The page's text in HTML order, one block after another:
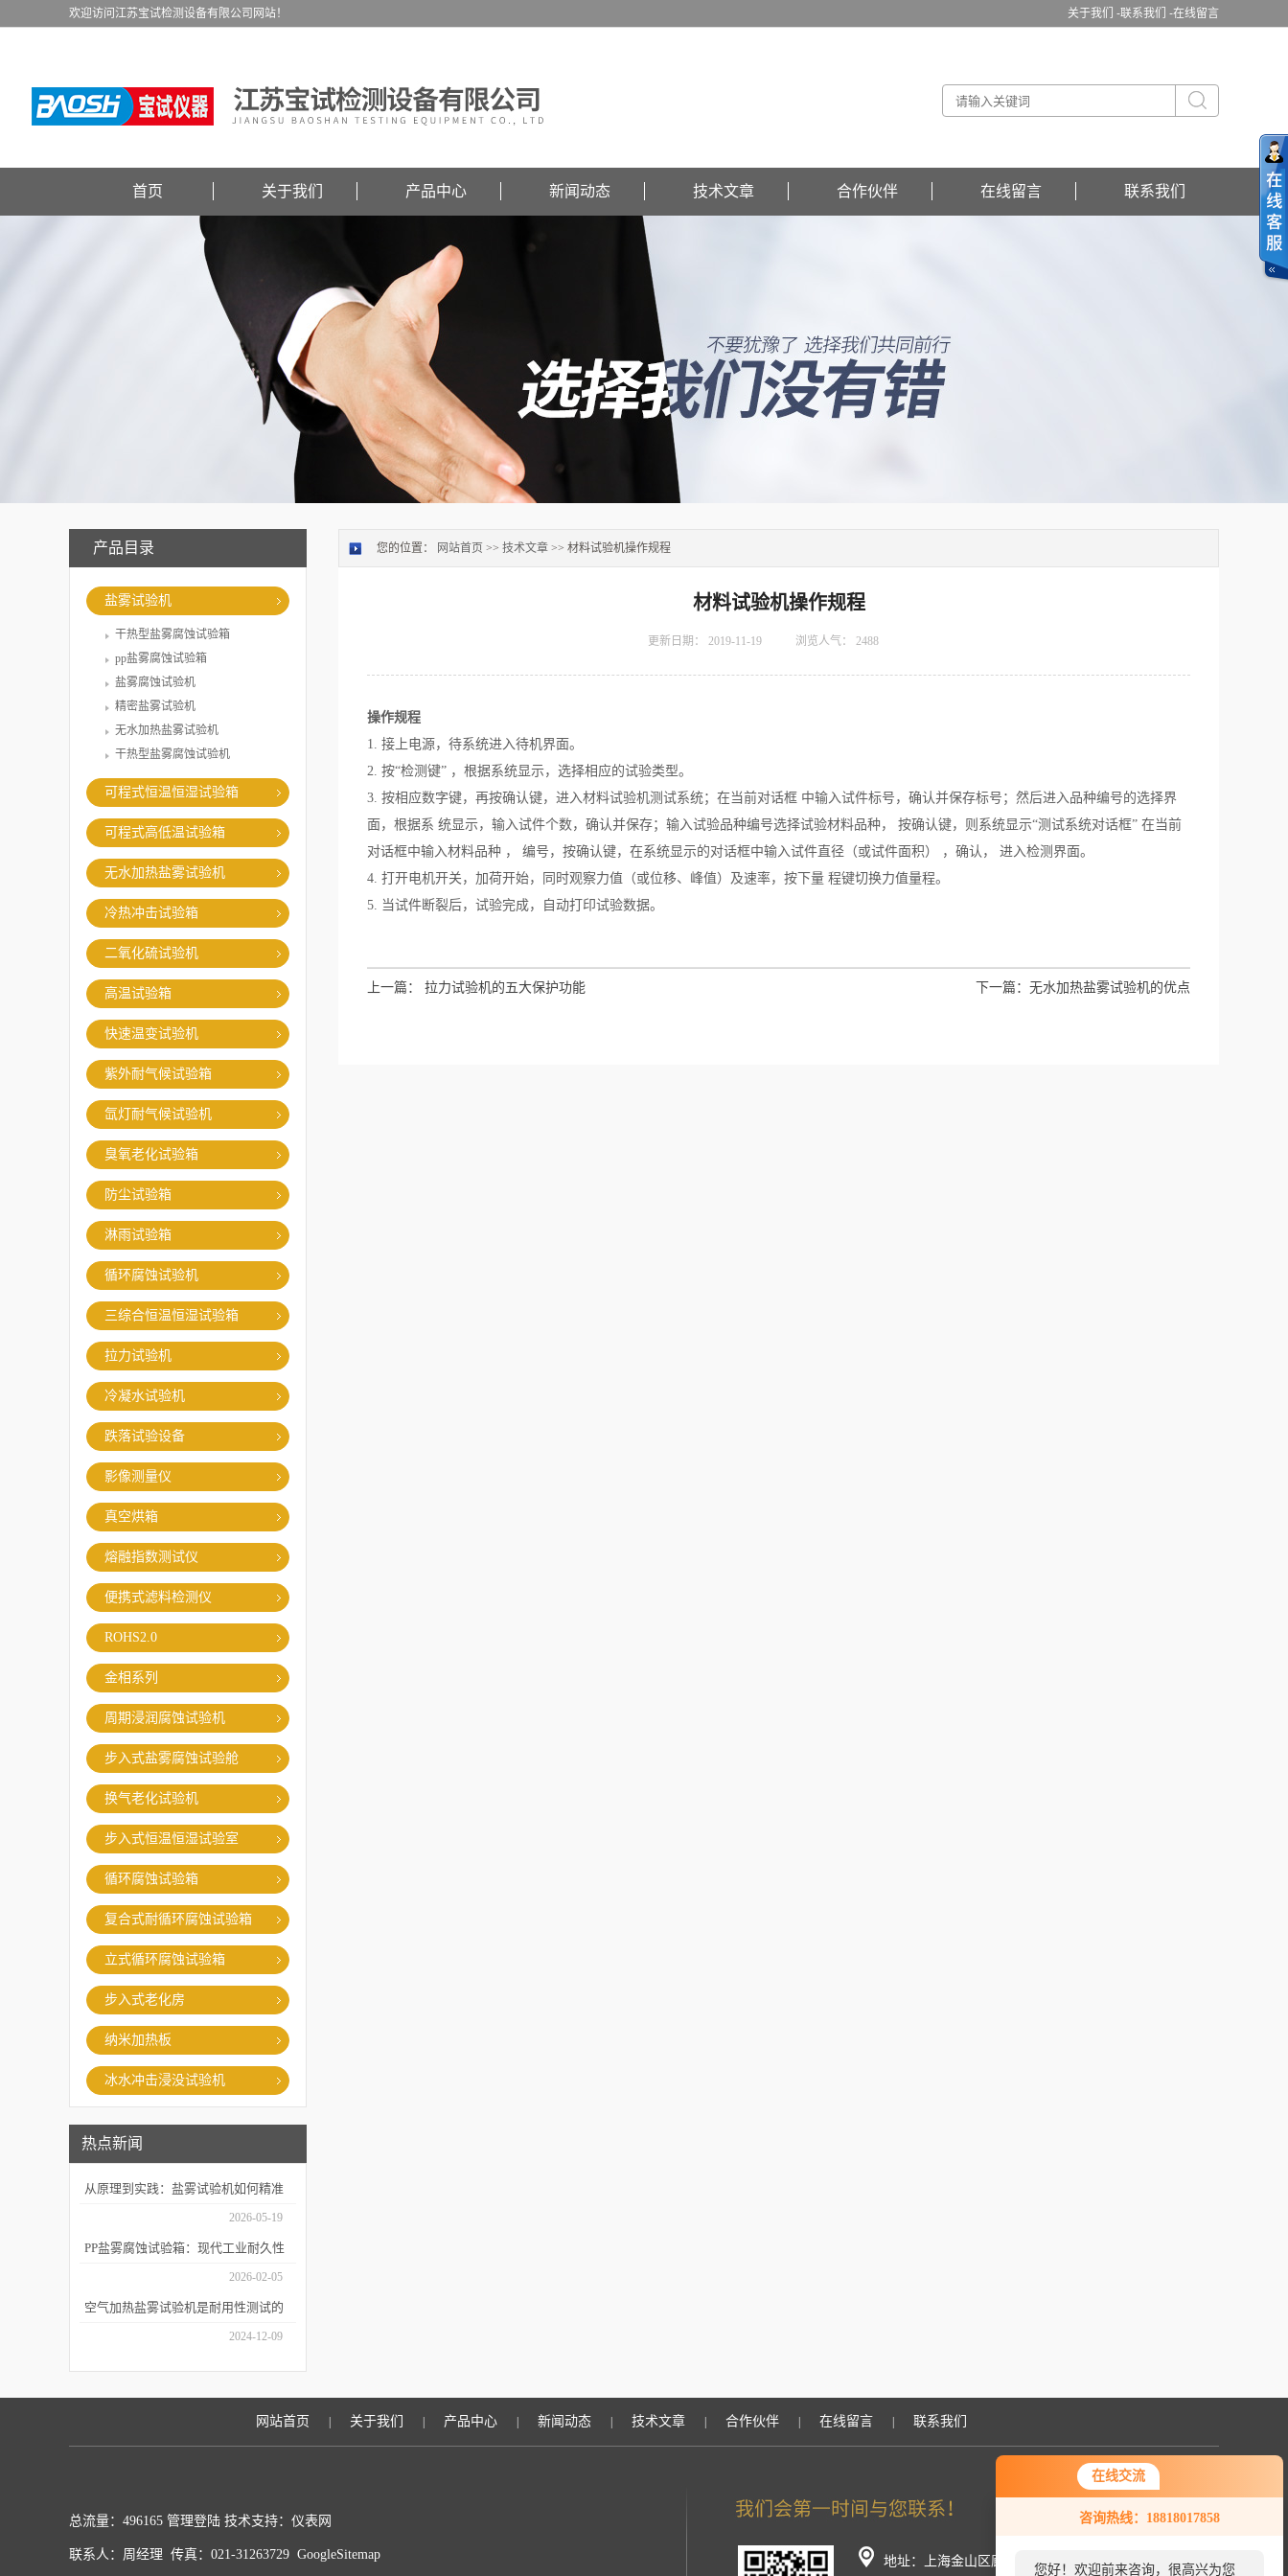
在线交流
咨询热线：18818017858
您好！欢迎前来咨询，很高兴为您
关于我们 -联系我们 -在线留言
欢迎访问江苏宝试检测设备有限公司网站！
首页 关于我们 产品中心 新闻动态 技术文章 合作伙伴 在线留言 联系我们
产品目录
盐雾试验机
干热型盐雾腐蚀试验箱
pp盐雾腐蚀试验箱
盐雾腐蚀试验机
精密盐雾试验机
无水加热盐雾试验机
干热型盐雾腐蚀试验机
可程式恒温恒湿试验箱
可程式高低温试验箱
无水加热盐雾试验机
冷热冲击试验箱
二氧化硫试验机
高温试验箱
快速温变试验机
紫外耐气候试验箱
氙灯耐气候试验机
臭氧老化试验箱
防尘试验箱
淋雨试验箱
循环腐蚀试验机
三综合恒温恒湿试验箱
拉力试验机
冷凝水试验机
跌落试验设备
影像测量仪
真空烘箱
熔融指数测试仪
便携式滤料检测仪
ROHS2.0
金相系列
周期浸润腐蚀试验机
步入式盐雾腐蚀试验舱
换气老化试验机
步入式恒温恒湿试验室
循环腐蚀试验箱
复合式耐循环腐蚀试验箱
立式循环腐蚀试验箱
步入式老化房
纳米加热板
冰水冲击浸没试验机
热点新闻
从原理到实践：盐雾试验机如何精准
2026-05-19
PP盐雾腐蚀试验箱：现代工业耐久性
2026-02-05
空气加热盐雾试验机是耐用性测试的
2024-12-09
您的位置： 网站首页 >> 技术文章 >> 材料试验机操作规程
材料试验机操作规程
更新日期： 2019-11-19 浏览人气： 2488
操作规程
1. 接上电源，待系统进入待机界面。
2. 按“检测键” ，根据系统显示，选择相应的试验类型。
3. 按相应数字键，再按确认键，进入材料试验机测试系统；在当前对话框 中输入试件标号，确认并保存标号；然后进入品种编号的选择界
面，根据系 统显示，输入试件个数，确认并保存；输入试验品种编号选择试验材料品种， 按确认键，则系统显示“测试系统对话框” 在当前
对话框中输入材料品种 ， 编号，按确认键，在系统显示的对话框中输入试件直径（或试件面积） ，确认， 进入检测界面。
4. 打开电机开关，加荷开始，同时观察力值（或位移、峰值）及速率，按下量 程键切换力值量程。
5. 当试件断裂后，试验完成，自动打印试验数据。
上一篇： 拉力试验机的五大保护功能 下一篇： 无水加热盐雾试验机的优点
网站首页 关于我们 产品中心 新闻动态 技术文章 合作伙伴 在线留言 联系我们
总流量：496165 管理登陆 技术支持： 仪表网
联系人：周经理 传真：021-31263729 GoogleSitemap 地址：上海金山区廊下镇工业园荣春路266号（分厂）